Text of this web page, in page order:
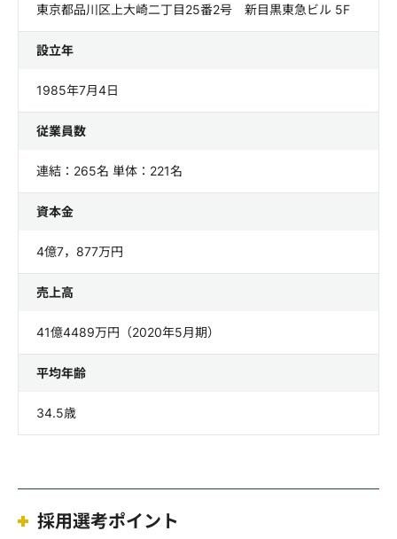
東京都品川区上大崎二丁目25番2号 新目黒東急ビル 5F
設立年
1985年7月4日
従業員数
連結：265名 単体：221名
資本金
4億7，877万円
売上高
41億4489万円（2020年5月期）
平均年齢
34.5歳
採用選考ポイント